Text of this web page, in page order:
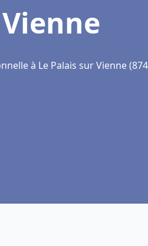
à Le Palais sur Vienne